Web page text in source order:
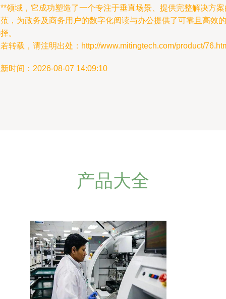
领域，它成功塑造了一个专注于垂直场景、提供完整解决方案
，为政务及商务用户的数字化阅读与办公提供了可靠且高效的
。
转载，请注明出处：http://www.mitingtech.com/product/
时间：2026-08-07 14:09:10
产品大全